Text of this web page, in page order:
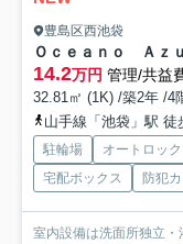
豊島区西池袋
Ｏｃｅａｎｏ Ａｚ
14.2万円 管理/共益
32.81㎡ (1K) /築2年 /4
山手線「池袋」駅 徒
駐輪場 オートロック
宅配ボックス
防犯
室内設備は洗面所独立